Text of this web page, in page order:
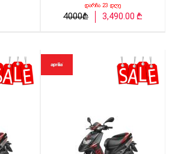
დარჩა 23 დღე
4000₾ 3,490.00 ₾